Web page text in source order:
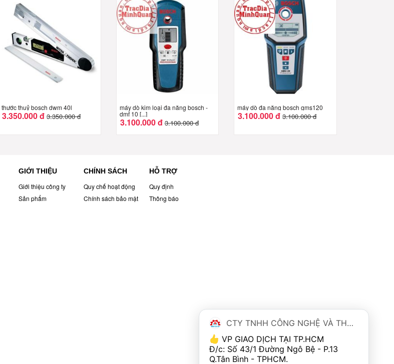
thước thuỷ bosch dwm 40l
3.350.000 đ 3.350.000 đ
máy dò kim loại đa năng bosch -
dmf 10 [...]
3.100.000 đ 3.100.000 đ
máy dò đa năng bosch gms120
3.100.000 đ 3.100.000 đ
GIỚI THIỆU
Giới thiệu công ty
Sản phẩm
CHÍNH SÁCH
Quy chế hoạt động
Chính sách bảo mật
HỖ TRỢ
Quy định
Thông báo
CTY TNHH CÔNG NGHỆ VÀ THƯƠNG MẠI MINH QUÂN
VP GIAO DỊCH TẠI TP.HCM
Đ/c: Số 43/1 Đường Ngô Bệ - P.13
Q.Tân Bình - TPHCM.